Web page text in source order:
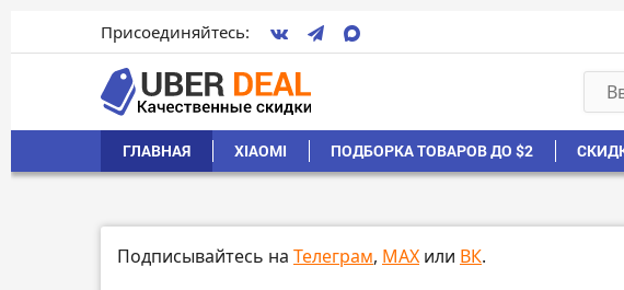
Присоединяйтесь:
ГЛАВНАЯ XIAOMI ПОДБОРКА ТОВАРОВ ДО $2
Подписывайтесь на Телеграм, MAX или ВК.